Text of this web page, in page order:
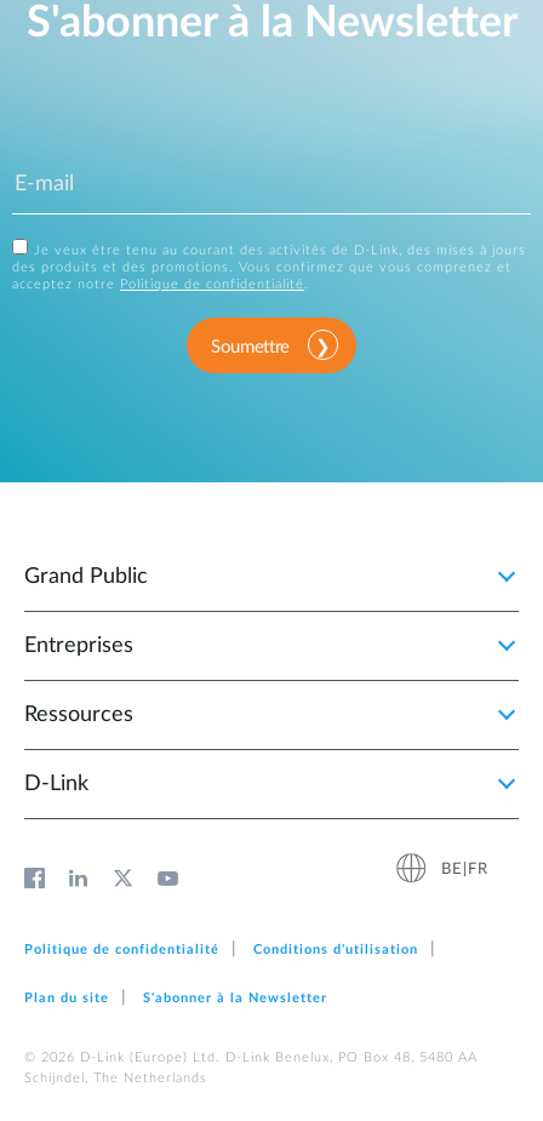
S'abonner à la Newsletter
Je veux être tenu au courant des activités de D-Link, des mises à jours
des produits et des promotions. Vous confirmez que vous comprenez et
acceptez notre
Politique de confidentialité.
Soumettre
Grand Public
Entreprises
Ressources
D‑Link
BE|FR
Politique de confidentialité Conditions d'utilisation
Plan du site S'abonner à la Newsletter
© 2026 D‑Link (Europe) Ltd. D-Link Benelux, PO Box 48, 5480 AA
Schijndel, The Netherlands